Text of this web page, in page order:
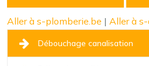
Aller à s-plomberie.be | Aller à
Débouchage canalisation